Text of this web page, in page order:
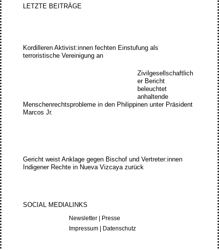
LETZTE BEITRÄGE
Kordilleren Aktivist:innen fechten Einstufung als
terroristische Vereinigung an
Zivilgesellschaftlich
er Bericht
beleuchtet
anhaltende
Menschenrechtsprobleme in den Philippinen unter Präsident
Marcos Jr.
Gericht weist Anklage gegen Bischof und Vertreter:innen
Indigener Rechte in Nueva Vizcaya zurück
SOCIAL MEDIALINKS
Newsletter | Presse
Impressum | Datenschutz